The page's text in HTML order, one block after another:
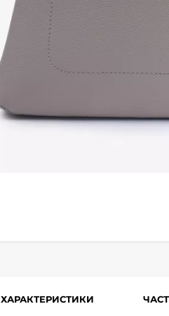
ХАРАКТЕРИСТИКИ